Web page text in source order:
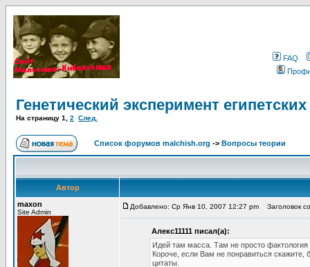
FAQ
Генетический эксперимент
На страницу 1 2 След.
Список форумов malchish.org -> Вопросы теории
Автор
maxon
Site Admin
Добавлено: Ср Янв 10, 2007 12:27 pm Заголовок
Алекс11111 писал(а):
Идей там масса. Там не просто
Короче, если Вам не понравиться
цитаты.